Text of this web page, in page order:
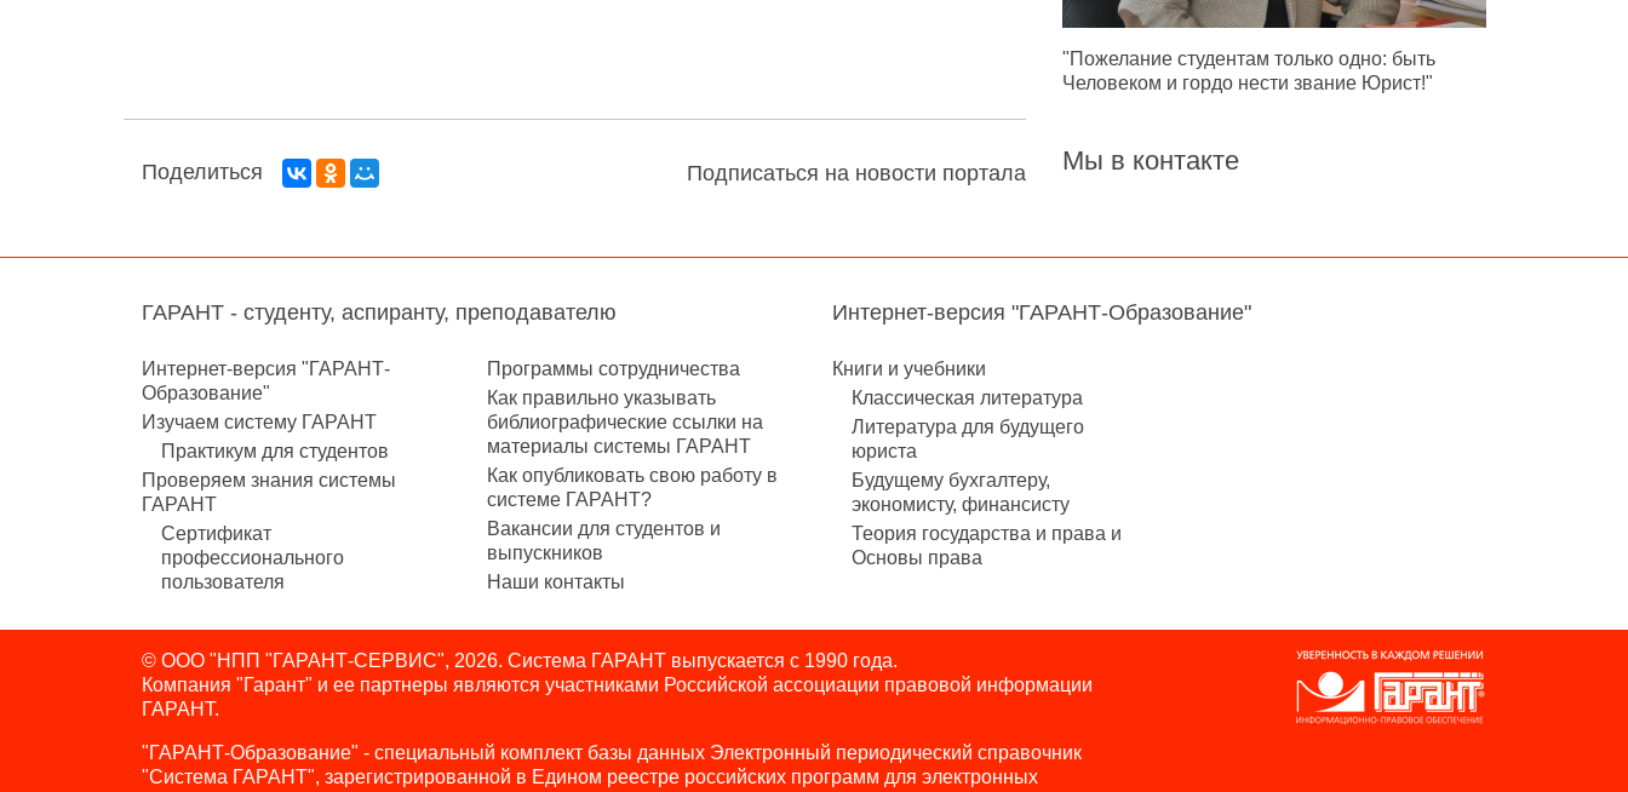
Поделиться Подписаться на новости портала
"Пожелание студентам только одно: быть
Человеком и гордо нести звание Юрист!"
Мы в контакте
ГАРАНТ - студенту, аспиранту, преподавателю
Интернет-версия "ГАРАНТ-
Образование"
Изучаем систему ГАРАНТ
Практикум для студентов
Проверяем знания системы
ГАРАНТ
Сертификат
профессионального
пользователя
Программы сотрудничества
Как правильно указывать
библиографические ссылки на
материалы системы ГАРАНТ
Как опубликовать свою работу в
системе ГАРАНТ?
Вакансии для студентов и
выпускников
Наши контакты
Интернет-версия "ГАРАНТ-Образование"
Книги и учебники
Классическая литература
Литература для будущего
юриста
Будущему бухгалтеру,
экономисту, финансисту
Теория государства и права и
Основы права
© ООО "НПП "ГАРАНТ-СЕРВИС", 2026. Система ГАРАНТ выпускается с 1990 года.
Компания "Гарант" и ее партнеры являются участниками Российской ассоциации правовой информации
ГАРАНТ.
"ГАРАНТ-Образование" - специальный комплект базы данных Электронный периодический справочник
"Система ГАРАНТ", зарегистрированной в Едином реестре российских программ для электронных